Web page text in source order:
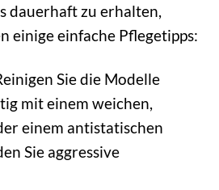
dauerhaft zu erhalten,
einige einfache Pflegetipps:
Sie die Modelle
mit einem weichen,
einem antistatischen
Sie aggressive